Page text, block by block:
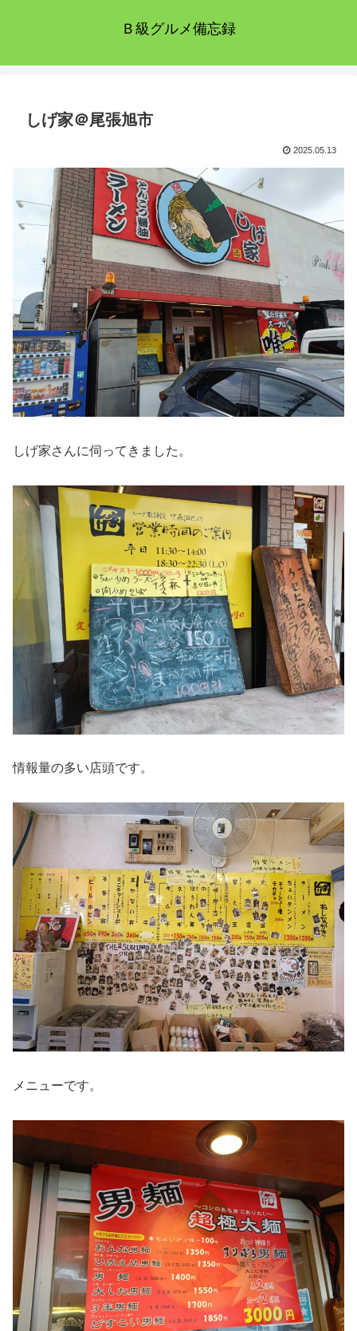
Ｂ級グルメ備忘録
しげ家＠尾張旭市
2025.05.13
しげ家さんに伺ってきました。
情報量の多い店頭です。
メニューです。